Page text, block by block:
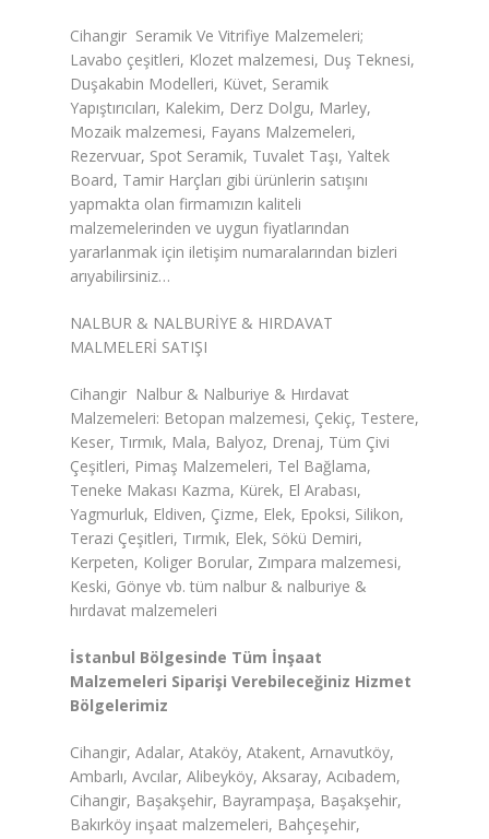
Cihangir Seramik Ve Vitrifiye Malzemeleri;
Lavabo çeşitleri, Klozet malzemesi, Duş Teknesi,
Duşakabin Modelleri, Küvet, Seramik
Yapıştırıcıları, Kalekim, Derz Dolgu, Marley,
Mozaik malzemesi, Fayans Malzemeleri,
Rezervuar, Spot Seramik, Tuvalet Taşı, Yaltek
Board, Tamir Harçları gibi ürünlerin satışını
yapmakta olan firmamızın kaliteli
malzemelerinden ve uygun fiyatlarından
yararlanmak için iletişim numaralarından bizleri
arıyabilirsiniz…
NALBUR & NALBURİYE & HIRDAVAT
MALMELERİ SATIŞI
Cihangir Nalbur & Nalburiye & Hırdavat
Malzemeleri: Betopan malzemesi, Çekiç, Testere,
Keser, Tırmık, Mala, Balyoz, Drenaj, Tüm Çivi
Çeşitleri, Pimaş Malzemeleri, Tel Bağlama,
Teneke Makası Kazma, Kürek, El Arabası,
Yagmurluk, Eldiven, Çizme, Elek, Epoksi, Silikon,
Terazi Çeşitleri, Tırmık, Elek, Sökü Demiri,
Kerpeten, Koliger Borular, Zımpara malzemesi,
Keski, Gönye vb. tüm nalbur & nalburiye &
hırdavat malzemeleri
İstanbul Bölgesinde Tüm İnşaat
Malzemeleri Siparişi Verebileceğiniz Hizmet
Bölgelerimiz
Cihangir, Adalar, Ataköy, Atakent, Arnavutköy,
Ambarlı, Avcılar, Alibeyköy, Aksaray, Acıbadem,
Cihangir, Başakşehir, Bayrampaşa, Başakşehir,
Bakırköy inşaat malzemeleri, Bahçeşehir,